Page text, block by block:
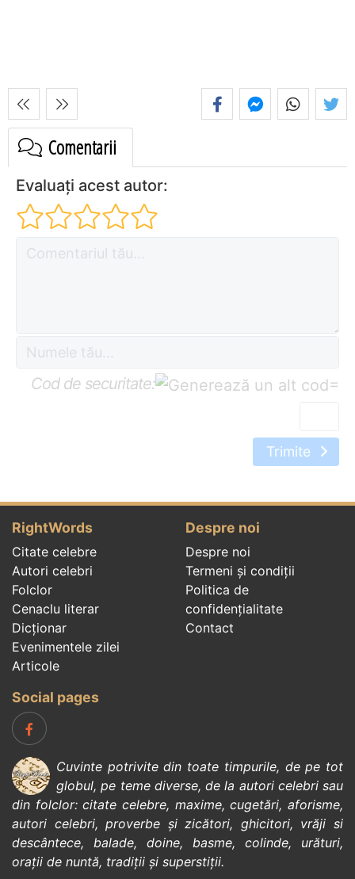
Comentarii
Evaluați acest autor:
Cod de securitate: =
Trimite
RightWords
Citate celebre
Autori celebri
Folclor
Cenaclu literar
Dicționar
Evenimentele zilei
Articole
Despre noi
Despre noi
Termeni și condiții
Politica de
confidenţialitate
Contact
Social pages
Cuvinte potrivite din toate timpurile, de pe tot
globul, pe teme diverse, de la autori celebrisau
din folclor:citate celebre, maxime,cugetări,aforisme,
autori celebri,proverbe și zicători, ghicitori, vrăji si
descântece, balade, doine, basme, colinde, urături,
orații de nuntă, tradiții și superstiții.